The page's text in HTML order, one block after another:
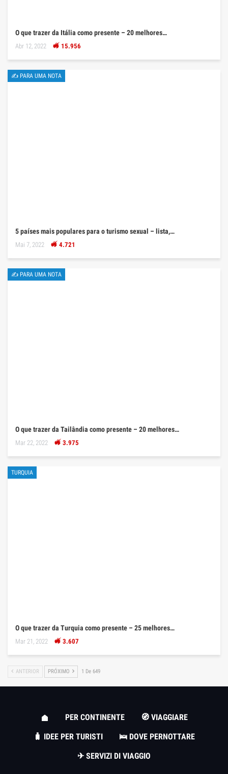
O que trazer da Itália como presente – 20 melhores…
Abr 12, 2022 15.956
✍ PARA UMA NOTA
5 países mais populares para o turismo sexual – lista,…
Mai 7, 2022 4.721
✍ PARA UMA NOTA
O que trazer da Tailândia como presente – 20 melhores…
Mar 22, 2022 3.975
TURQUIA
O que trazer da Turquia como presente – 25 melhores…
Mar 21, 2022 3.607
ANTERIOR PRÓXIMO 1 De 649
PER CONTINENTE
🧭 VIAGGIARE
🧳 IDEE PER TURISTI
🛌 DOVE PERNOTTARE
✈ SERVIZI DI VIAGGIO